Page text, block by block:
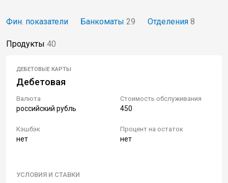
Фин. показатели Банкоматы 29 Отделения 8
Продукты 40
ДЕБЕТОВЫЕ КАРТЫ
Дебетовая
Валюта
российский рубль
Стоимость обслуживания
450
Кэшбэк
нет
Процент на остаток
нет
УСЛОВИЯ И СТАВКИ